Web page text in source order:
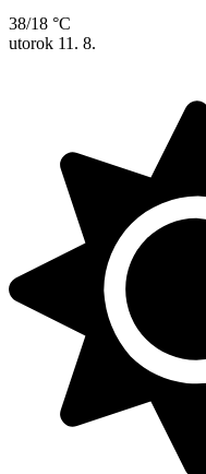
38/18 °C
utorok 11. 8.